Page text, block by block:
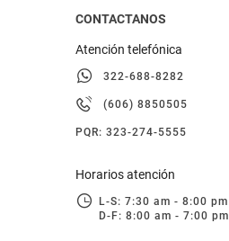
CONTACTANOS
Atención telefónica
322-688-8282
(606) 8850505
PQR: 323-274-5555
Horarios atención
L-S: 7:30 am - 8:00 pm
D-F: 8:00 am - 7:00 pm